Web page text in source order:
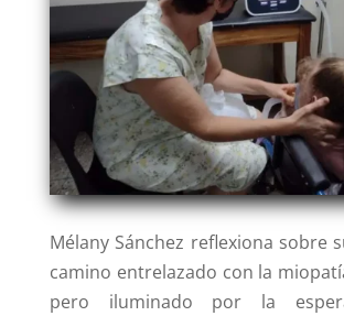
Mélany Sánchez reflexiona sobre
camino entrelazado con la
pero iluminado por la